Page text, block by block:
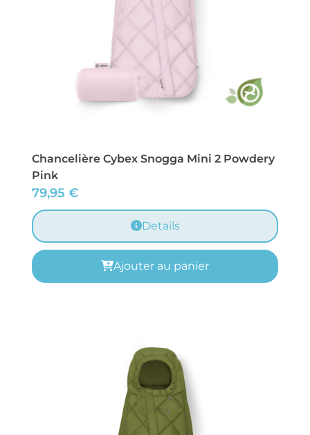
Chancelière Cybex Snogga Mini 2 Powdery
Pink
79,95 €
Details
Ajouter au panier